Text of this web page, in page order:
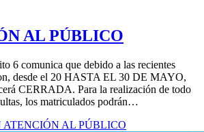
AL PÚBLICO
6 comunica que debido a las recientes
desde el 20 HASTA EL 30 DE MAYO,
CERRADA. Para la realización de todo
los matriculados podrán…
ATENCIÓN AL PÚBLICO